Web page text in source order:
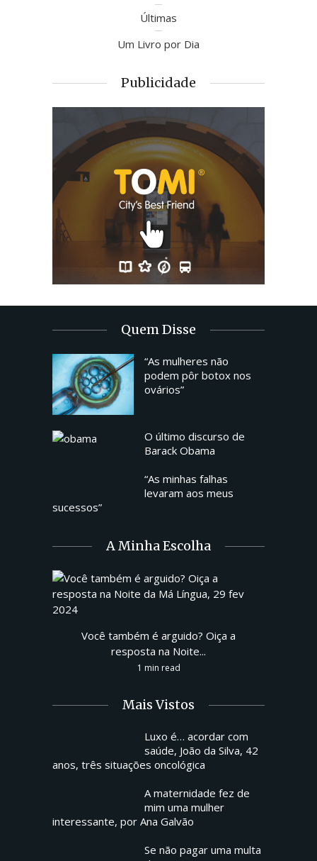
Últimas
Um Livro por Dia
Publicidade
Quem Disse
“As mulheres não
podem pôr botox nos
ovários”
O último discurso de
Barack Obama
“As minhas falhas
levaram aos meus
sucessos”
A Minha Escolha
Você também é arguido? Oiça a
resposta na Noite...
1 min read
Mais Vistos
Luxo é… acordar com
saúde, João da Silva, 42
anos, três situações oncológica
A maternidade fez de
mim uma mulher
interessante, por Ana Galvão
Se não pagar uma multa